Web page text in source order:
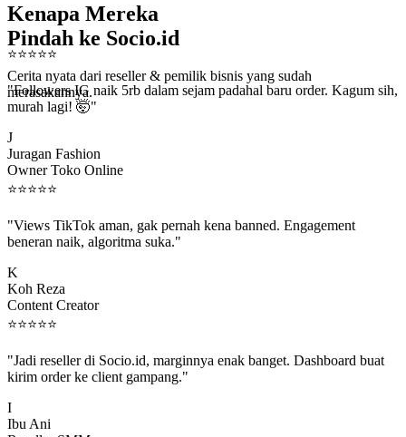
Kenapa Mereka
Pindah ke Socio.id
Cerita nyata dari reseller & pemilik bisnis yang sudah
merasakannya.
⭐⭐⭐⭐⭐
"Followers IG naik 5rb dalam sejam padahal baru order. Kagum sih,
murah lagi! 🤯"
Juragan Fashion
Owner Toko Online
⭐⭐⭐⭐ ⭐
beneran naik, algoritma suka."
Koh Reza
Content Creator
⭐⭐⭐⭐⭐
kirim order ke client gampang."
Ibu Ani
Reseller SMM